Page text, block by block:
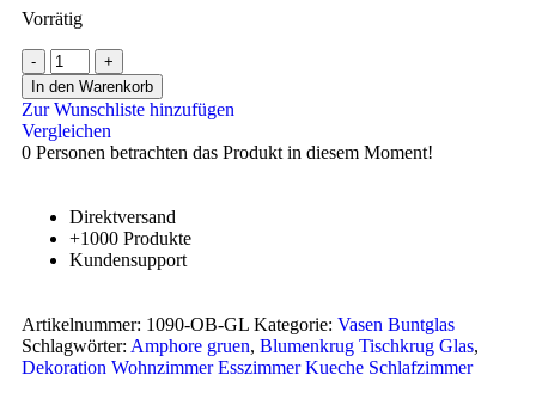
Vorrätig
In den Warenkorb
Zur Wunschliste hinzufügen
Vergleichen
0 Personen betrachten das Produkt in diesem Moment!
Direktversand
+1000 Produkte
Kundensupport
Artikelnummer: 1090-OB-GL Kategorie: Vasen Buntglas
Schlagwörter: Amphore gruen, Blumenkrug Tischkrug Glas,
Dekoration Wohnzimmer Esszimmer Kueche Schlafzimmer